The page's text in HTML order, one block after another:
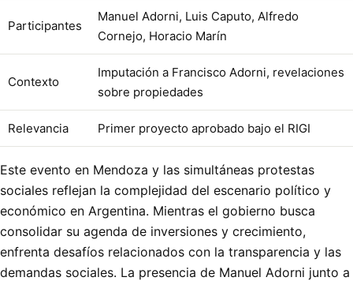
Participantes
Manuel Adorni, Luis Caputo, Alfredo
Cornejo, Horacio Marín
Contexto
Imputación a Francisco Adorni, revelaciones
sobre propiedades
Relevancia Primer proyecto aprobado bajo el RIGI
Este evento en Mendoza y las simultáneas protestas
sociales reflejan la complejidad del escenario político y
económico en Argentina. Mientras el gobierno busca
consolidar su agenda de inversiones y crecimiento,
enfrenta desafíos relacionados con la transparencia y las
demandas sociales. La presencia de Manuel Adorni junto a